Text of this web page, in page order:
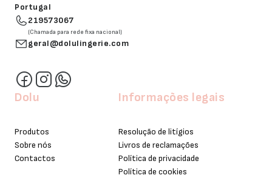
Portugal
219573067
(Chamada para rede fixa nacional)
geral@dolulingerie.com
Dolu
Produtos
Sobre nós
Contactos
Informações legais
Resolução de litígios
Livros de reclamações
Política de privacidade
Política de cookies